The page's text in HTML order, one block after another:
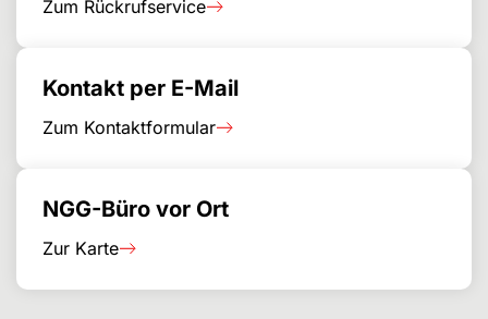
Zum Rückrufservice
Kontakt per E-Mail
Zum Kontaktformular
NGG-Büro vor Ort
Zur Karte